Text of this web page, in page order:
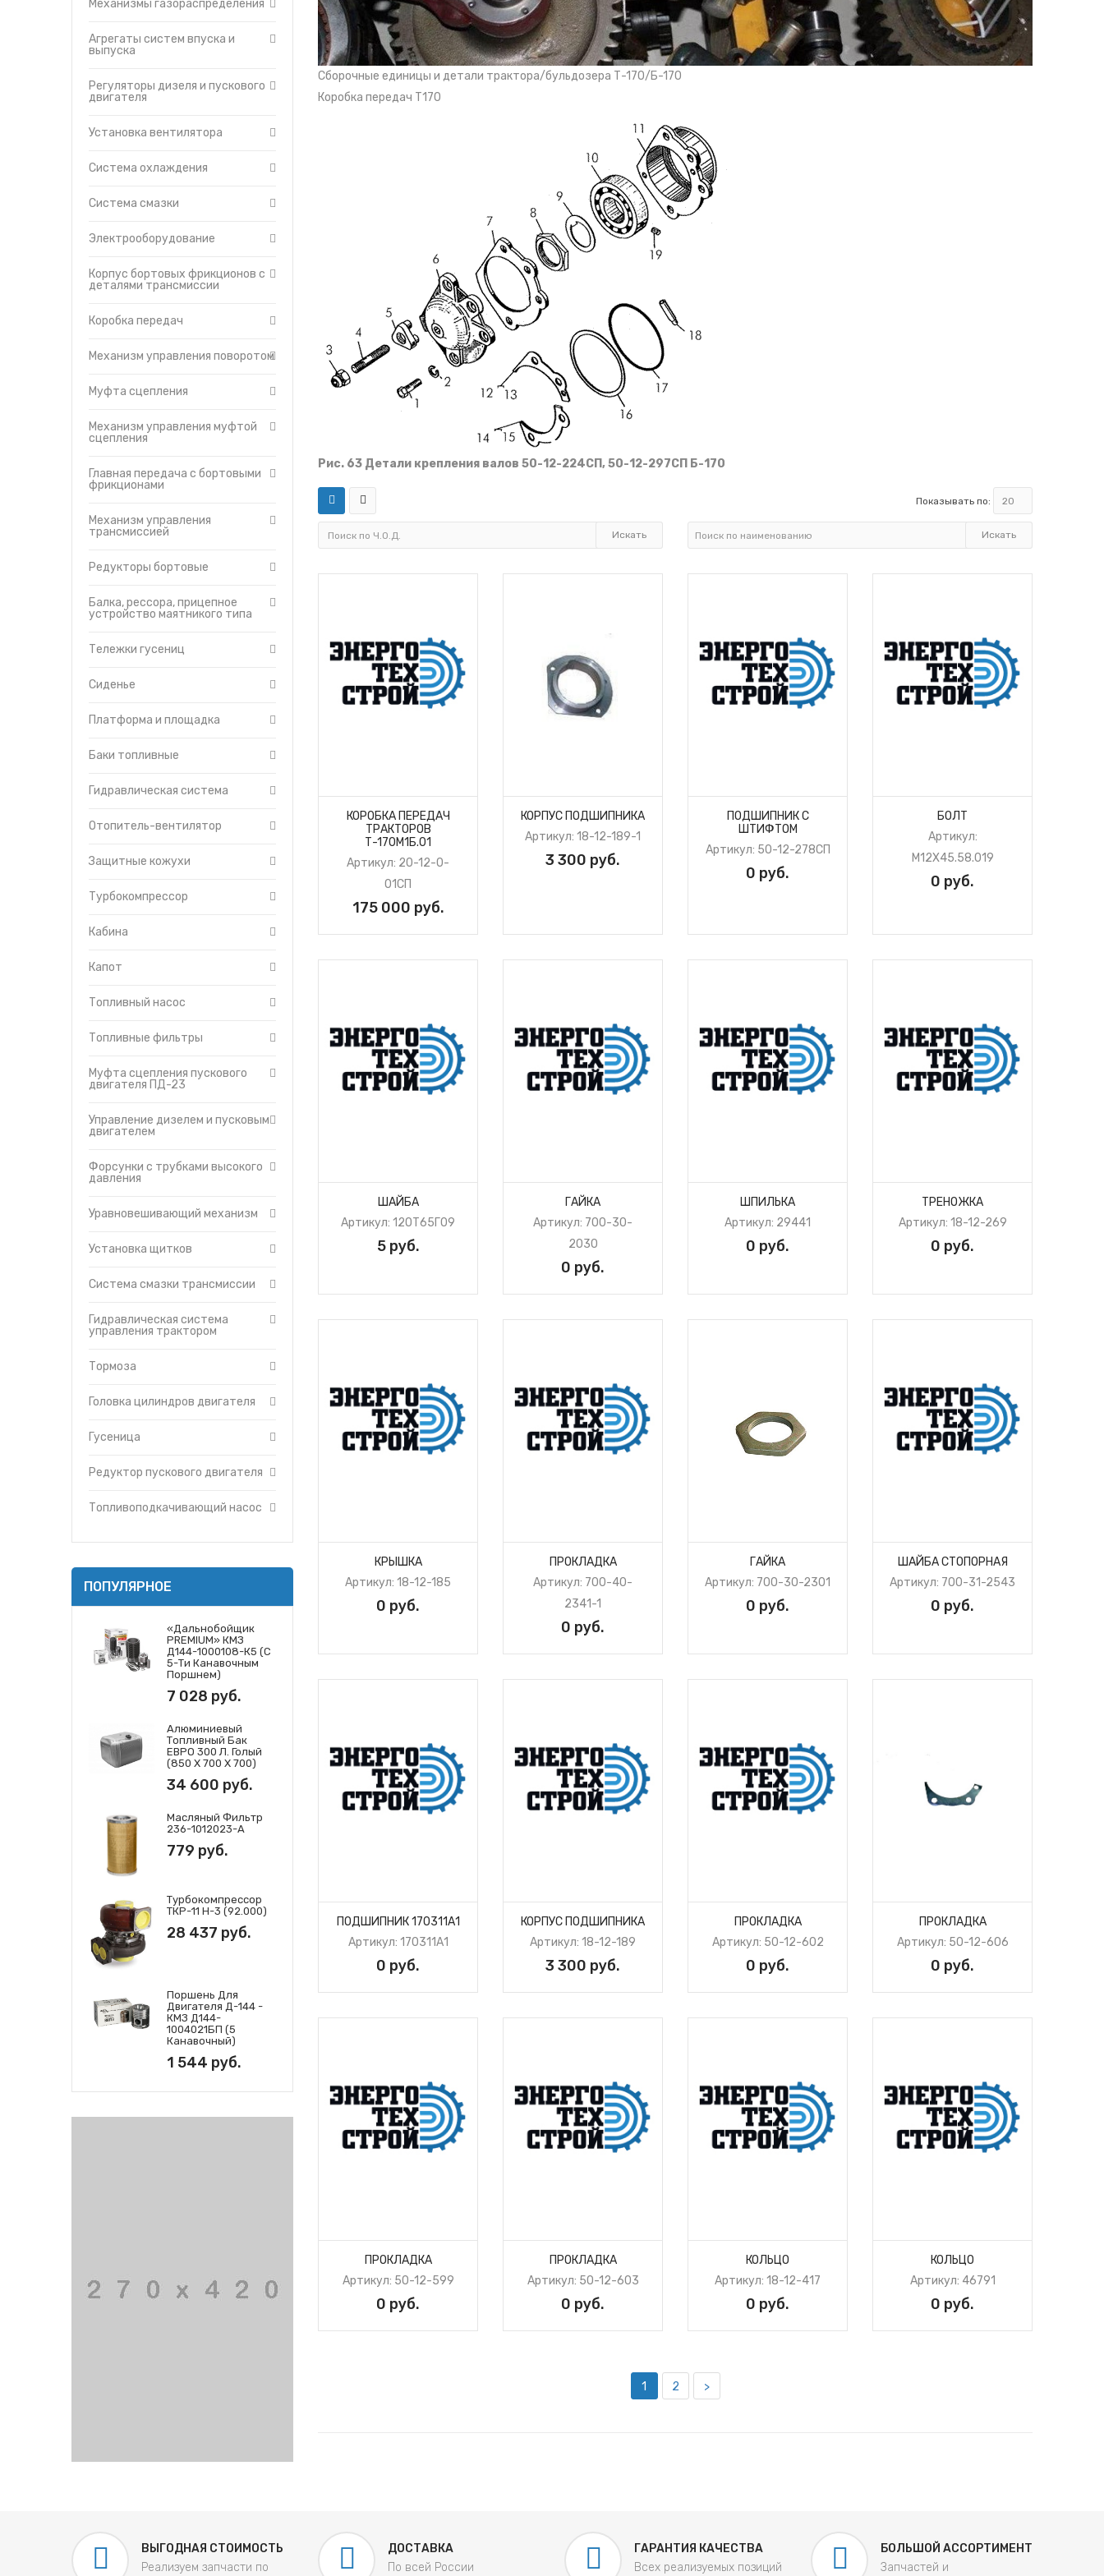
Утеплители капота
Прайс-листы
Контакты
Система охлаждения
Электрооборудование
фрикционов с деталями
трансмиссии
Механизм управления
Муфта сцепления
муфтой сцепления
фрикционами
трансмиссией
Балка, рессора,
прицепное устройство
Тележки гусениц
Платформа и площадка
Баки топливные
Отопитель-вентилятор
Турбокомпрессор
Топливный насос
Топливные фильтры
Муфта сцепления
Управление дизелем и
Гидравлическая
трактором
Редуктор пускового
Система смазки
трансмиссии
Установка щитков
Форсунки с трубками
высокого давления
Топливоподкачивающий
крышками и деталями крепления Б-170
Механизм переключения передач Т-170
Механизм переключения передач тракторов болотоходных
модификаций Т-170
Механизмы газораспределения
Агрегаты систем впуска и
выпуска
Регуляторы дизеля и пускового
двигателя
Установка вентилятора
Система охлаждения
Система смазки
Электрооборудование
Корпус бортовых фрикционов с
деталями трансмиссии
Коробка передач
Механизм управления поворотом
Муфта сцепления
Механизм управления муфтой
сцепления
Главная передача с бортовыми
фрикционами
Механизм управления
трансмиссией
Редукторы бортовые
Балка, рессора, прицепное
устройство маятникого типа
Тележки гусениц
Сиденье
Платформа и площадка
Баки топливные
Гидравлическая система
Отопитель-вентилятор
Защитные кожухи
Турбокомпрессор
Кабина
Капот
Топливный насос
Топливные фильтры
Муфта сцепления пускового
двигателя ПД-23
Управление дизелем и пусковым
двигателем
Форсунки с трубками высокого
давления
Уравновешивающий механизм
Установка щитков
Система смазки трансмиссии
Гидравлическая система
управления трактором
Тормоза
Головка цилиндров двигателя
Гусеница
Редуктор пускового двигателя
Топливоподкачивающий насос
ПОПУЛЯРНОЕ
«Дальнобойщик
PREMIUM» КМЗ
Д144-1000108-К5 (с
5-Ти Канавочным
Поршнем)
7 028 руб.
Алюминиевый
Топливный Бак
ЕВРО 300 Л. Голый
(850 Х 700 Х 700)
34 600 руб.
Масляный Фильтр
236-1012023-А
779 руб.
Турбокомпрессор
ТКР-11 Н-3 (92.000)
28 437 руб.
Поршень Для
Двигателя Д-144 -
КМЗ Д144-
1004021БП (5
Канавочный)
1 544 руб.
Сборочные единицы и детали трактора/бульдозера Т-170/Б-170
Коробка передач Т170
Рис. 63 Детали крепления валов 50-12-224СП, 50-12-297СП Б-170
Показывать по:
КОРОБКА ПЕРЕДАЧ
ТРАКТОРОВ
Т-170М1Б.01
Артикул: 20-12-0-
01СП
175 000 руб.
КОРПУС ПОДШИПНИКА
Артикул: 18-12-189-1
3 300 руб.
ПОДШИПНИК С
ШТИФТОМ
Артикул: 50-12-278СП
0 руб.
БОЛТ
Артикул:
М12Х45.58.019
0 руб.
ШАЙБА
Артикул: 12ОТ65Г09
5 руб.
ГАЙКА
Артикул: 700-30-
2030
0 руб.
ШПИЛЬКА
Артикул: 29441
0 руб.
ТРЕНОЖКА
Артикул: 18-12-269
0 руб.
КРЫШКА
Артикул: 18-12-185
0 руб.
ПРОКЛАДКА
Артикул: 700-40-
2341-1
0 руб.
ГАЙКА
Артикул: 700-30-2301
0 руб.
ШАЙБА СТОПОРНАЯ
Артикул: 700-31-2543
0 руб.
ПОДШИПНИК 170311А1
Артикул: 170311А1
0 руб.
КОРПУС ПОДШИПНИКА
Артикул: 18-12-189
3 300 руб.
ПРОКЛАДКА
Артикул: 50-12-602
0 руб.
ПРОКЛАДКА
Артикул: 50-12-606
0 руб.
ПРОКЛАДКА
Артикул: 50-12-599
0 руб.
ПРОКЛАДКА
Артикул: 50-12-603
0 руб.
КОЛЬЦО
Артикул: 18-12-417
0 руб.
КОЛЬЦО
Артикул: 46791
0 руб.
1 2 >
ВЫГОДНАЯ СТОИМОСТЬ
Реализуем запчасти по
ДОСТАВКА
По всей России
ГАРАНТИЯ КАЧЕСТВА
Всех реализуемых позиций
БОЛЬШОЙ АССОРТИМЕНТ
Запчастей и